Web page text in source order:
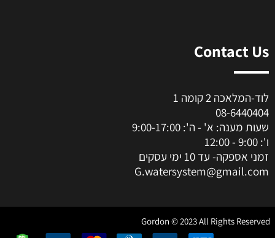
Contact Us
לוד-המלאכה 2 קומה 1
08-6440404
שעות מענה: א' - ה': 9:00-17:00
ו': 9:00 - 12:00
זמני אספקה- עד 10 ימי עסקים
G.watersystem@gmail.com
Gordon © 2023 All Rights Reserved